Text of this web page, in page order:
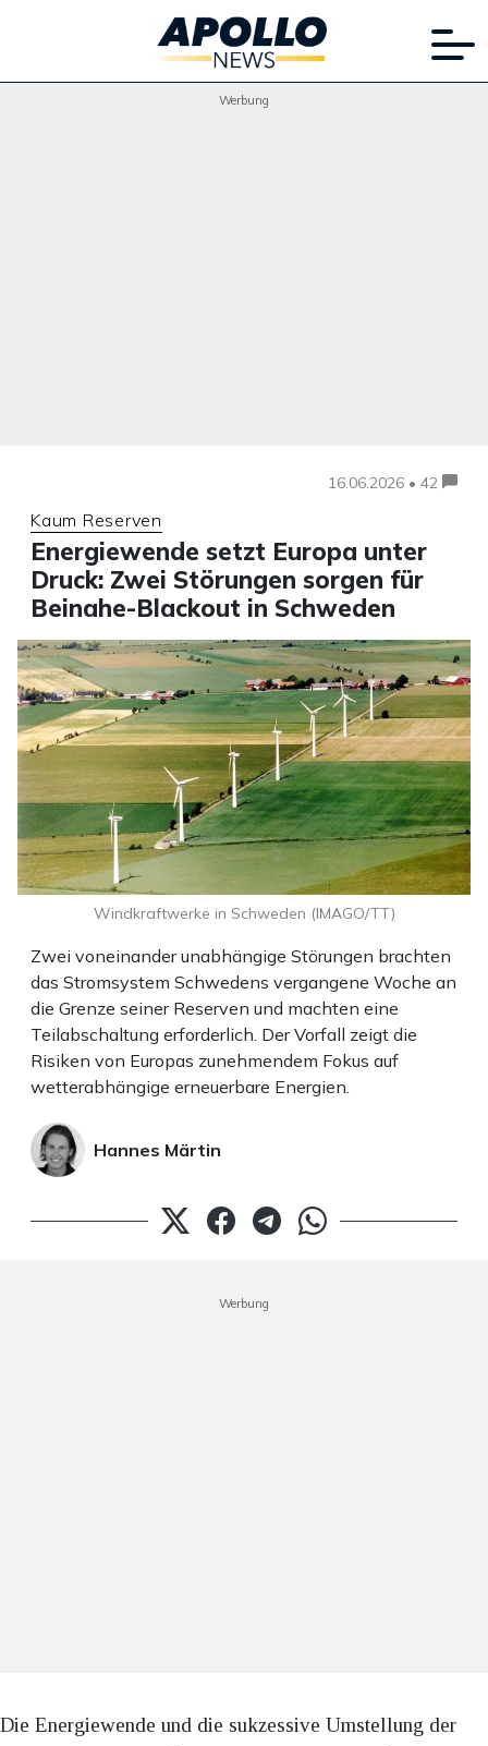
Werbung
16.06.2026 • 42
Kaum Reserven
Energiewende setzt Europa unter
Druck: Zwei Störungen sorgen für
Beinahe-Blackout in Schweden
Zwei voneinander unabhängige Störungen brachten
das Stromsystem Schwedens vergangene Woche an
die Grenze seiner Reserven und machten eine
Teilabschaltung erforderlich. Der Vorfall zeigt die
Risiken von Europas zunehmendem Fokus auf
wetterabhängige erneuerbare Energien.
Hannes Märtin
Windkraftwerke in Schweden (IMAGO/TT)
Werbung
Die Energiewende und die sukzessive Umstellung der